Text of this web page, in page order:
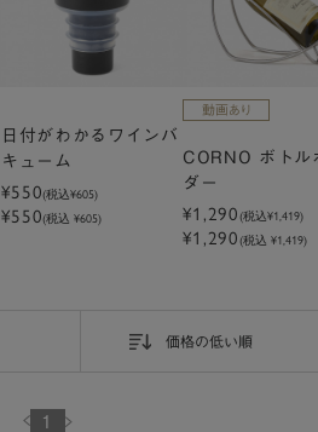
日付がわかるワインバ
キューム
¥550(税込¥605)
¥550(税込 ¥605)
CORNO ボトル
ダー
¥1,290(税込¥1,419)
¥1,290(税込 ¥1,419)
1
価格の低い順